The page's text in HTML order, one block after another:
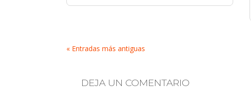
« Entradas más antiguas
DEJA UN COMENTARIO